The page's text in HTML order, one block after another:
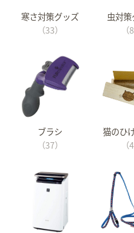
寒さ対策グッズ
（33）
虫対
（
ブラシ
（37）
猫のひ
（